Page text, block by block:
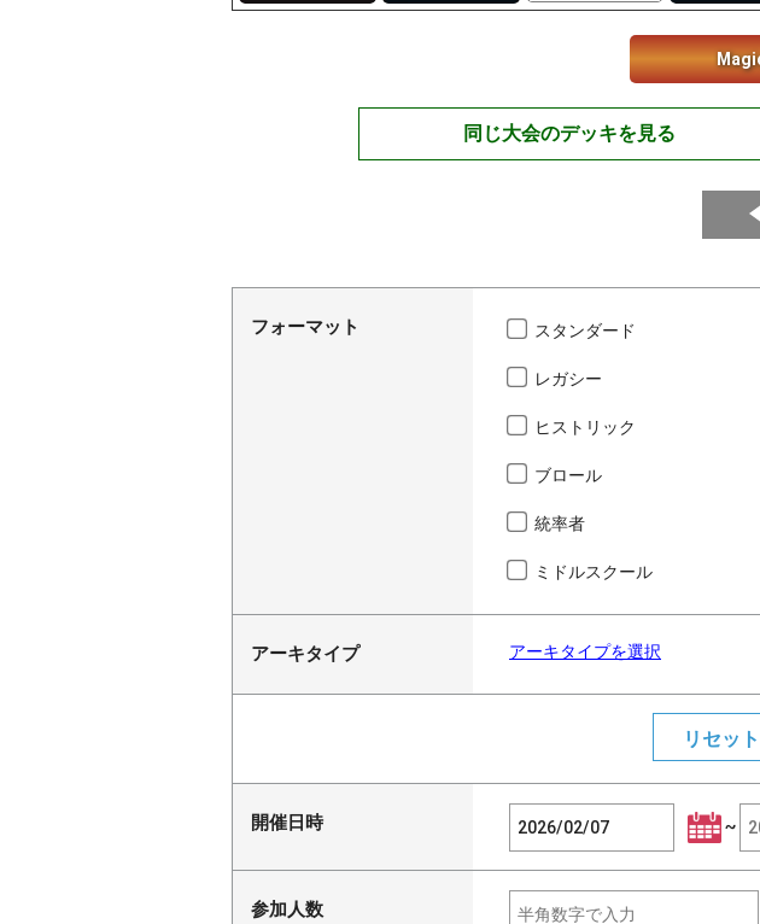
同じ大会のデッキを見る
フォーマット スタンダード
レガシー
ヒストリック
ブロール
統率者
ミドルスクール
アーキタイプ アーキタイプを選択
開催日時 ~
参加人数